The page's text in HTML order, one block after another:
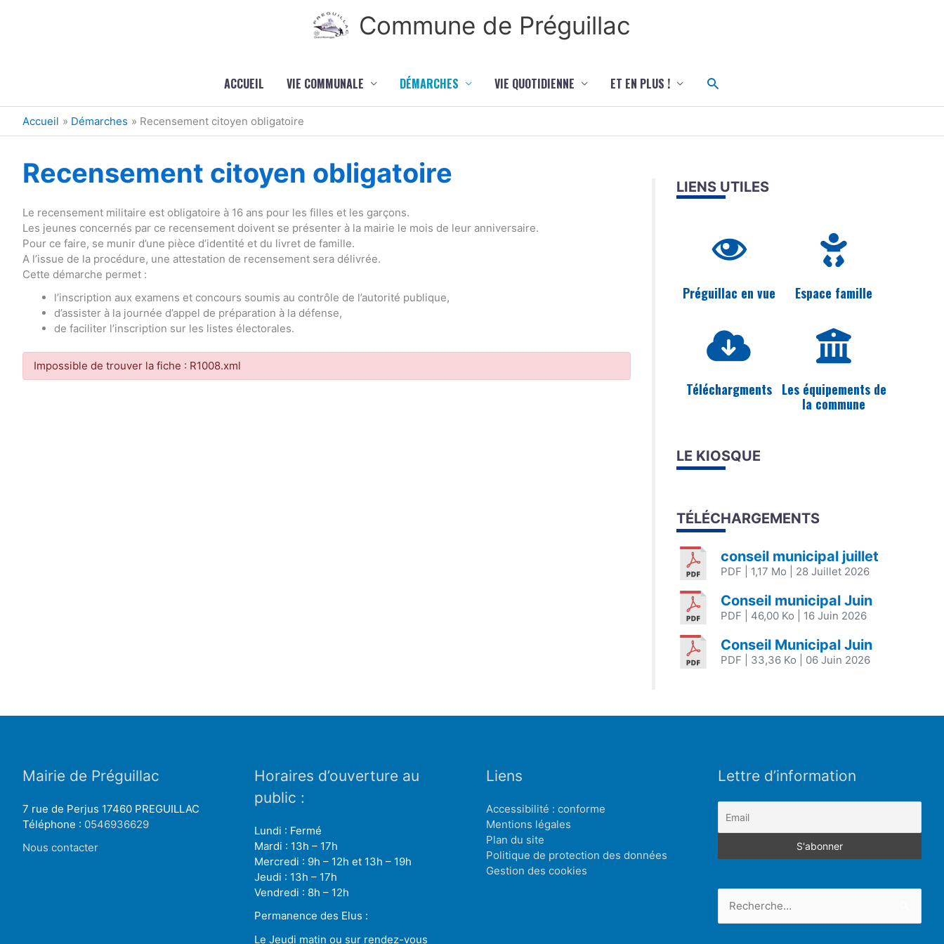
Commune de Préguillac
ACCUEIL VIE COMMUNALE DÉMARCHES VIE QUOTIDIENNE ET EN PLUS ! Rechercher
Accueil Démarches Recensement citoyen obligatoire
Recensement citoyen obligatoire
Le recensement militaire est obligatoire à 16 ans pour les filles et les garçons.
Les jeunes concernés par ce recensement doivent se présenter à la mairie le mois de leur anniversaire.
Pour ce faire, se munir d’une pièce d’identité et du livret de famille.
A l’issue de la procédure, une attestation de recensement sera délivrée.
Cette démarche permet :
l’inscription aux examens et concours soumis au contrôle de l’autorité publique,
d’assister à la journée d’appel de préparation à la défense,
de faciliter l’inscription sur les listes électorales.
Impossible de trouver la fiche : R1008.xml
LIENS UTILES
Préguillac en vue Espace famille
Téléchargments Les équipements de
la commune
LE KIOSQUE
TÉLÉCHARGEMENTS
conseil municipal juillet
PDF | 1,17 Mo | 28 Juillet 2026
Conseil municipal Juin
PDF | 46,00 Ko | 16 Juin 2026
Conseil Municipal Juin
PDF | 33,36 Ko | 06 Juin 2026
Mairie de Préguillac
7 rue de Perjus 17460 PREGUILLAC
Téléphone : 0546936629
Nous contacter
Horaires d’ouverture au
public :
Lundi : Fermé
Mardi : 13h – 17h
Mercredi : 9h – 12h et 13h – 19h
Jeudi : 13h – 17h
Vendredi : 8h – 12h
Permanence des Elus :
Le Jeudi matin ou sur rendez-vous
Liens
Accessibilité : conforme
Mentions légales
Plan du site
Politique de protection des données
Gestion des cookies
Lettre d’information